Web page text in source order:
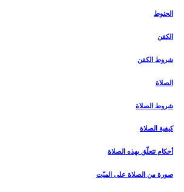
الحنوط
الكفن
شروط الكفن
الصلاة
شروط الصلاة
كيفية الصلاة
أحكام تتعلّق بهذه الصلاة
صورة من الصلاة على الميّت